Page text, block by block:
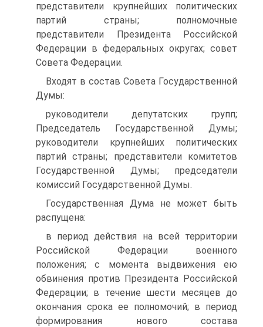
представители крупнейших политических
партий страны; полномочные
представители Президента Российской
Федерации в федеральных округах; совет
Совета Федерации.
Входят в состав Совета Государственной
Думы:
руководители депутатских групп;
Председатель Государственной Думы;
руководители крупнейших политических
партий страны; представители комитетов
Государственной Думы; председатели
комиссий Государственной Думы.
Государственная Дума не может быть
распущена:
в период действия на всей территории
Российской Федерации военного
положения; с момента выдвижения ею
обвинения против Президента Российской
Федерации; в течение шести месяцев до
окончания срока ее полномочий; в период
формирования нового состава